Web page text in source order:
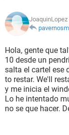
JoaquinLopez
Hola, gente que
10 desde un
salta el cartel ese
to restar. We'll
y me inicia el
Lo he intentado
no se que hacer.